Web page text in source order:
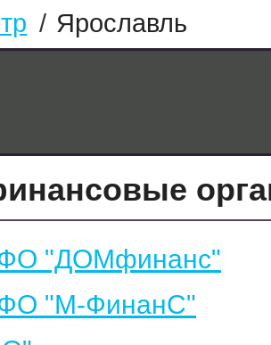
/ Ярославль
"ДОМфинанс"
"М-ФинанС"